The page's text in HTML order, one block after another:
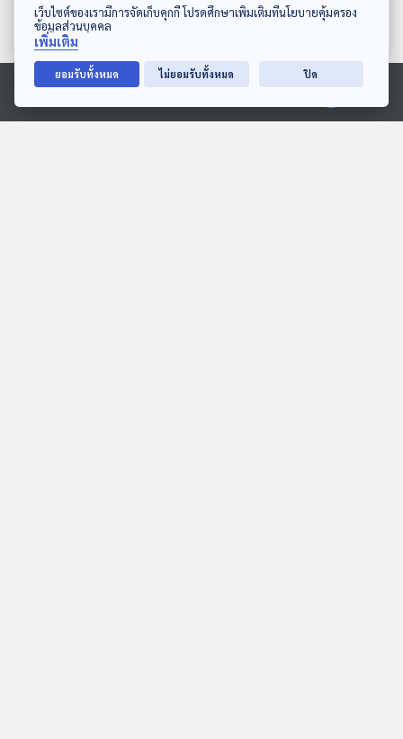
ดาวน์โหลด Thai PBS Podcast Application
Ⓒ 2020 องค์การกระจายเสียงและแพร่ภาพสาธารณะแห่งประเทศไทย
สินค้าจากจีน
เศรษฐกิจติดบ้าน
คนยอมเสี่ยงดวง
เศรษฐกิจติดบ้าน
ตอนที่เกี่ยวข้อง
เว็บไซต์ของเรามีการจัดเก็บคุกกี้ โปรดศึกษาเพิ่มเติมที่นโยบายคุ้มครอง
ข้อมูลส่วนบุคคล
เพิ่มเติม
ยอมรับทั้งหมด ไม่ยอมรับทั้งหมด ปิด